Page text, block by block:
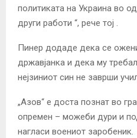
политиката на Украина во
други работи “, рече тој .
Пинер додаде дека се
државјанка и дека му
нејзиниот син не заврши
„Азов“ е доста познат во
опремен – можеби дури и
нагласи воениот заробеник.